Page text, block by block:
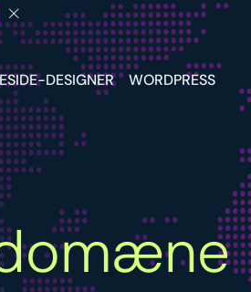
DESIGNER WORDPRESS